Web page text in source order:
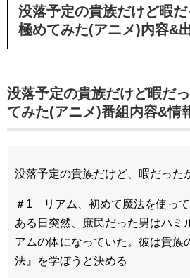
没落予定の貴族だけど暇
極めてみた(アニメ)内容&
没落予定の貴族だけど暇だ
てみた(アニメ)番組内容&情
没落予定の貴族だけど、暇だった
＃1 リアム、初めて魔法を使っ
ある日突然、庶民だった男はハミ
アムの体になっていた。彼は貴族
法』を学ぼうと決める